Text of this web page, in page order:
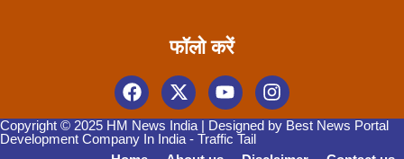
फॉलो करें
Copyright © 2025 HM News India | Designed by Best News Portal
Development Company In India - Traffic Tail